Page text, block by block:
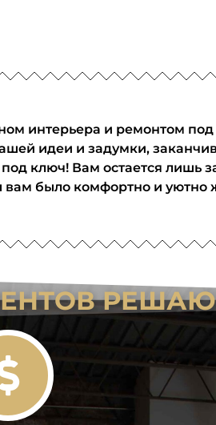
интерьера и ремонтом
идеи и задумки,
ключ! Вам остается
было комфортно и уютно